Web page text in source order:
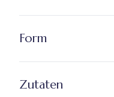
Form
Zutaten